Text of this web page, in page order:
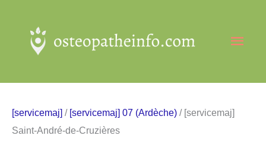
contenu
[servicemaj] / [servicemaj] 07 (Ardèche) / [servicemaj]
Saint-André-de-Cruzières